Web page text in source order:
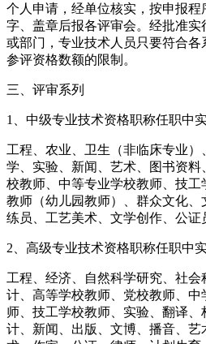
个人申请，经单位核实，按申报
字、盖章后报各评审会。经批准
或部门，专业技术人员只要符合
参评资格数额的限制。
三、评审系列
1、中级专业技术资格职称任职中
工程、农业、卫生（非临床专业
学、实验、新闻、艺术、图书资
校教师、中等专业学校教师、技
教师（幼儿园教师）、群众文化
练员、工艺美术、文学创作、公证
2、高级专业技术资格职称任职中
工程、经济、自然科学研究、社
计、高等学校教师、党校教师、
师、技工学校教师、实验、翻译
计、新闻、出版、文博、播音、